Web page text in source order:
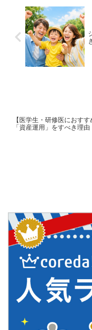
【医学生・研修医におす
「資産運用」をすべき理由